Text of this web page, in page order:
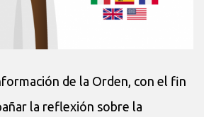
de la Orden, con el fin
la reflexión sobre la